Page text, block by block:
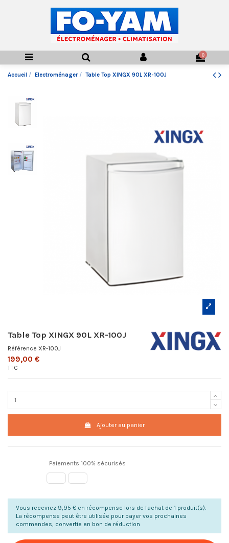
0
Accueil Electroménager Table Top XINGX 90L XR-100J
Table Top XINGX 90L XR-100J
Référence XR-100J
199,00 €
TTC
Ajouter au panier
Paiements 100% sécurisés
Vous recevrez 9,95 € en récompense lors de l'achat de 1 produit(s).
La récompense peut être utilisée pour payer vos prochaines
commandes, convertie en bon de réduction